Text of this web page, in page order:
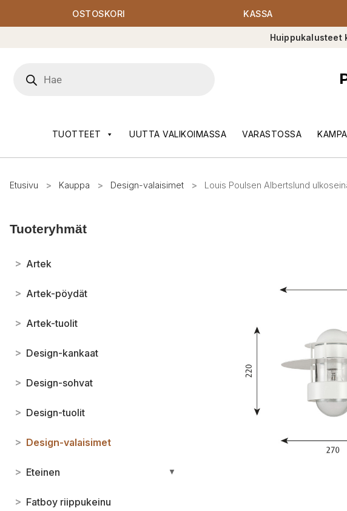
OSTOSKORI KASSA
Huippukalusteet
search
TUOTTEET UUTTA VALIKOIMASSA VARASTOSSA
Etusivu > Kauppa > Design-valaisimet > Louis Poulsen Albertslund
Tuoteryhmät
> Artek
> Artek-pöydät
> Artek-tuolit
> Design-kankaat
> Design-sohvat
> Design-tuolit
> Design-valaisimet
> Eteinen ▼
> Fatboy riippukeinu